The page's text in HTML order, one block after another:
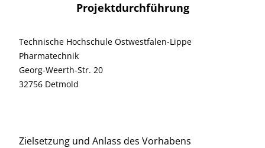
Projektdurchführung
Technische Hochschule Ostwestfalen-Lippe
Pharmatechnik
Georg-Weerth-Str. 20
32756 Detmold
Zielsetzung und Anlass des Vorhabens